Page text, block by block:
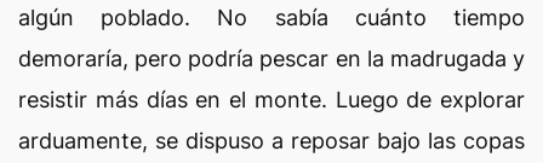
algún poblado. No sabía cuánto tiempo
demoraría, pero podría pescar en la madrugada y
resistir más días en el monte. Luego de explorar
arduamente, se dispuso a reposar bajo las copas